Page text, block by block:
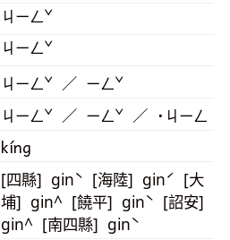
ㄐㄧㄥˇ
ㄐㄧㄥˇ
ㄐㄧㄥˇ ／ ㄧㄥˇ
ㄐㄧㄥˇ ／ ㄧㄥˇ ／ ˙ㄐㄧㄥ
kíng
[四縣] ginˋ [海陸] ginˊ [大
埔] gin^ [饒平] ginˋ [詔安]
gin^ [南四縣] ginˋ